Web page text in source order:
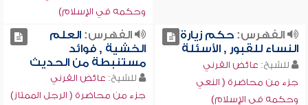
وحكمه في الإسلام)
الفهرس:حكم زيارة
النساء للقبور , الأسئلة
للشيخ: عائض القرني
جزء من محاضرة ( النعي
وحكمه في الإسلام)
الفهرس:العلم
الخشية , فوائد
مستنبطة من الحديث
للشيخ: عائض القرني
جزء من محاضرة ( الرجل الممتاز)